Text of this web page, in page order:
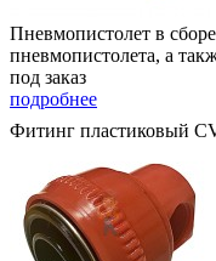
Пневмопистолет в
пневмопистолета, а
под заказ
подробнее
Фитинг пластиковый